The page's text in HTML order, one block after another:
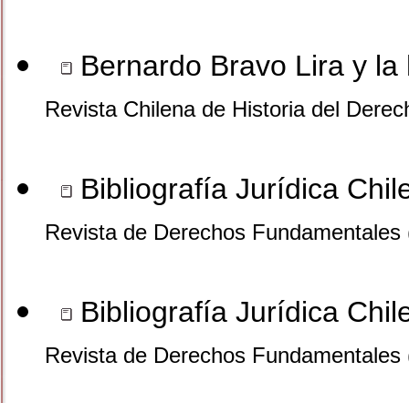
Bernardo Bravo Lira y
Revista Chilena de Historia del
Bibliografía Jurídica
Revista de Derechos
Bibliografía Jurídica
Revista de Derechos